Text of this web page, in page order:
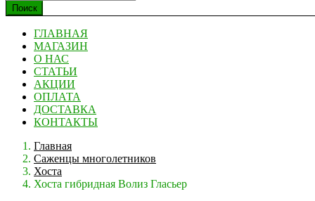
Поиск
ГЛАВНАЯ
МАГАЗИН
О НАС
СТАТЬИ
АКЦИИ
ОПЛАТА
ДОСТАВКА
КОНТАКТЫ
Главная
Саженцы многолетников
Хоста
Хоста гибридная Волиз Гласьер